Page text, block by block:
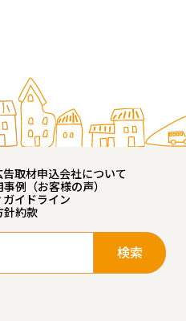
告取材申込会社について
例（お客様の声）
イドライン
針約款